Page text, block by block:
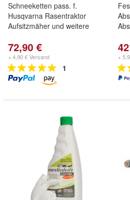
Schneeketten pass. f.
Husqvarna Rasentraktor
Aufsitzmäher und weitere
72,90 €
+ 4,90 € Versand
1
+